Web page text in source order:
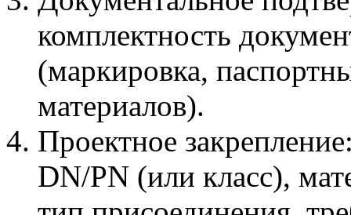
комплектность
(маркировка,
материалов).
Проектное
DN/PN (или класс),